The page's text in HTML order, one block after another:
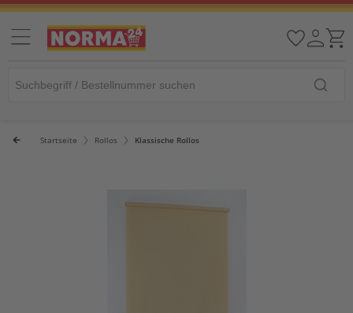
Startseite Rollos Klassische Rollos